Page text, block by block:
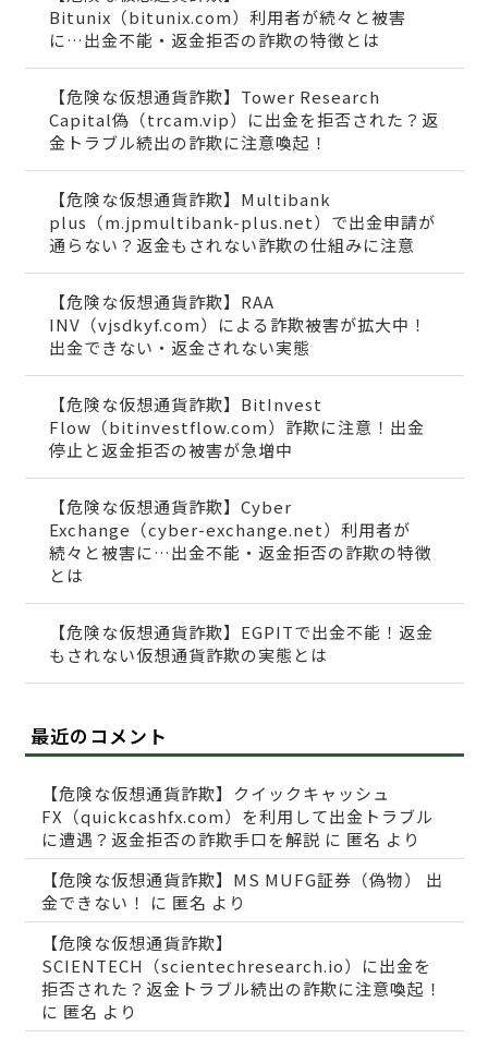
Bitunix（bitunix.com）利用者が続々と被害
に…出金不能・返金拒否の詐欺の特徴とは
【危険な仮想通貨詐欺】Tower Research
Capital偽（trcam.vip）に出金を拒否された？返
金トラブル続出の詐欺に注意喚起！
【危険な仮想通貨詐欺】Multibank
plus（m.jpmultibank-plus.net）で出金申請が
通らない？返金もされない詐欺の仕組みに注意
【危険な仮想通貨詐欺】RAA
INV（vjsdkyf.com）による詐欺被害が拡大中！
出金できない・返金されない実態
【危険な仮想通貨詐欺】BitInvest
Flow（bitinvestflow.com）詐欺に注意！出金
停止と返金拒否の被害が急増中
【危険な仮想通貨詐欺】Cyber
Exchange（cyber-exchange.net）利用者が
続々と被害に…出金不能・返金拒否の詐欺の特徴
とは
【危険な仮想通貨詐欺】EGPITで出金不能！返金
もされない仮想通貨詐欺の実態とは
最近のコメント
【危険な仮想通貨詐欺】クイックキャッシュ
FX（quickcashfx.com）を利用して出金トラブル
に遭遇？返金拒否の詐欺手口を解説 に 匿名 より
【危険な仮想通貨詐欺】MS MUFG証券（偽物） 出
金できない！
に 匿名 より
【危険な仮想通貨詐欺】
SCIENTECH（scientechresearch.io）に出金を
拒否された？返金トラブル続出の詐欺に注意喚起！
に 匿名 より